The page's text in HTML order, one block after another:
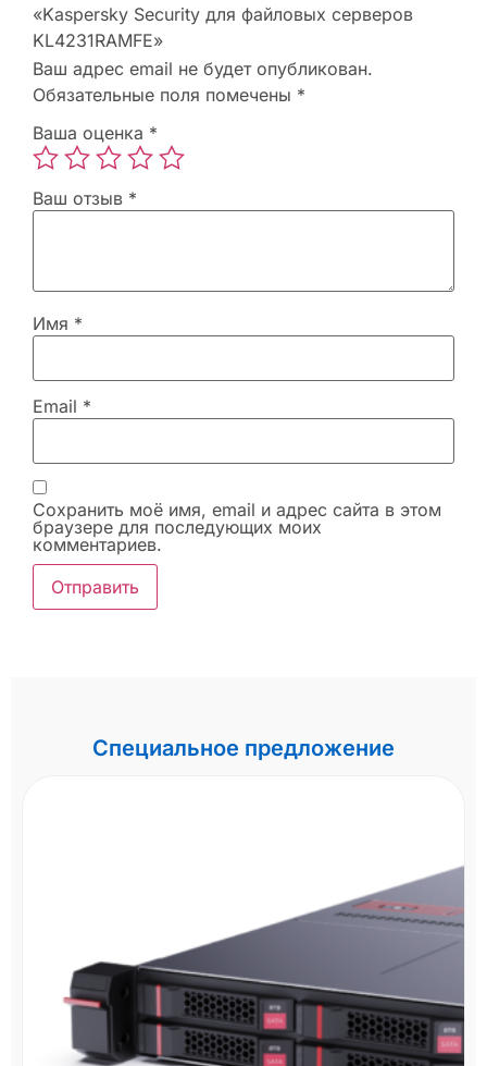
«Kaspersky Security для файловых серверов
KL4231RAMFE»
Ваш адрес email не будет опубликован.
Обязательные поля помечены *
Ваша оценка *
Ваш отзыв *
Имя *
Email *
Сохранить моё имя, email и адрес сайта в этом
браузере для последующих моих
комментариев.
Специальное предложение